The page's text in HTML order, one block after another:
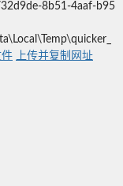
8b51-4aaf-b95
上传并复制网址